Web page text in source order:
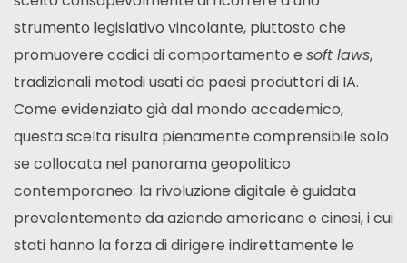
strumento legislativo vincolante, piuttosto che
promuovere codici di comportamento e soft laws,
tradizionali metodi usati da paesi produttori di IA.
Come evidenziato già dal mondo accademico,
questa scelta risulta pienamente comprensibile solo
se collocata nel panorama geopolitico
contemporaneo: la rivoluzione digitale è guidata
prevalentemente da aziende americane e cinesi, i cui
stati hanno la forza di dirigere indirettamente le